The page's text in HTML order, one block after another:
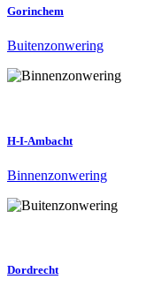
Gorinchem
Buitenzonwering
H-I-Ambacht
Binnenzonwering
Dordrecht